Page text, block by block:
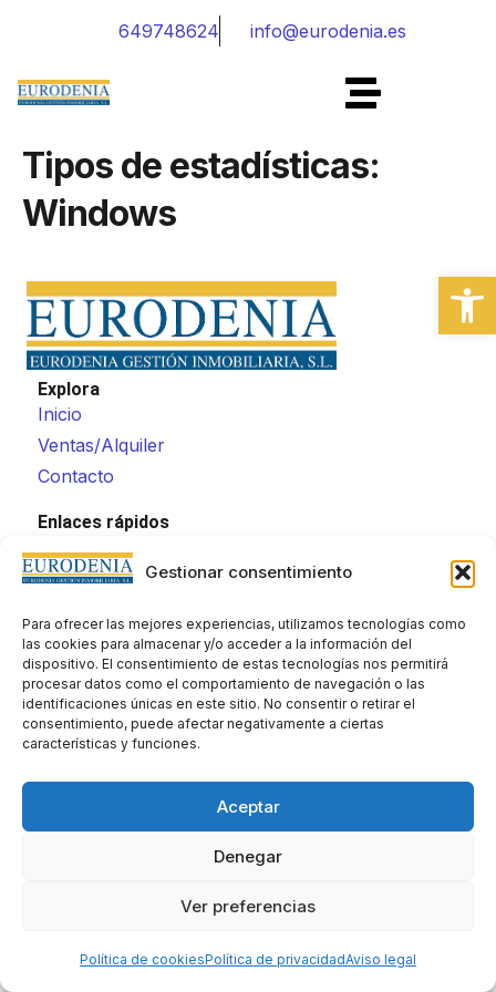
Abrir
Gestionar consentimiento
Para ofrecer las mejores experiencias, utilizamos tecnologías como
las cookies para almacenar y/o acceder a la información del
dispositivo. El consentimiento de estas tecnologías nos permitirá
procesar datos como el comportamiento de navegación o las
identificaciones únicas en este sitio. No consentir o retirar el
consentimiento, puede afectar negativamente a ciertas
características y funciones.
Aceptar
Denegar
Ver preferencias
Política de cookiesPolítica de privacidadAviso legal
649748624 info@eurodenia.es
Tipos de estadísticas:
Windows
Explora
Inicio
Ventas/Alquiler
Contacto
Enlaces rápidos
Aviso legal
Politica de cookies